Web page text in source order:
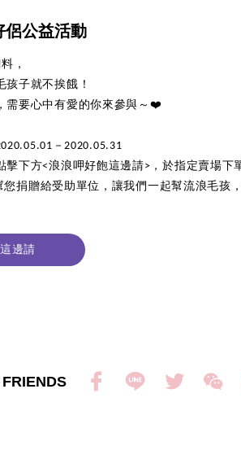
公益活動
，
孩子就不挨餓！
需要心中有愛的你來參與～❤️
－2020.05.31
擊下方<浪浪呷好飽這邊請>，於指定賣場下
您捐贈給受助單位，讓我們一起幫流浪毛孩
邊請